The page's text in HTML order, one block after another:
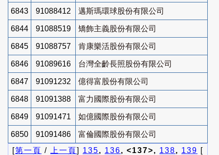
6843 91088412 邁斯瑪環球股份有限公司
6844 91088519 矯飾主義股份有限公司
6845 91088757 肯康樂活股份有限公司
6846 91089616 台灣全齡長照股份有限公司
6847 91091232 億得富股份有限公司
6848 91091388 富力國際股份有限公司
6849 91091471 如億國際股份有限公司
6850 91091486
富倫國際股份有限公司
[第一頁 / 上一頁] 135, 136, <137>, 138, 139 [